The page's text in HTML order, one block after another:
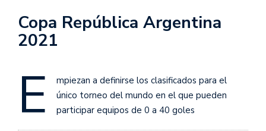
Copa República Argentina
2021
E
mpiezan a definirse los clasificados para el
único torneo del mundo en el que pueden
participar equipos de 0 a 40 goles